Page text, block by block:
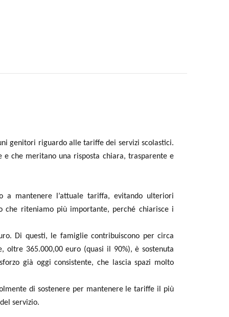
genitori riguardo alletariffe dei servizi scolastici.
e che meritano una risposta chiara, trasparente e
a mantenere l’attualetariffa, evitando ulteriori
che riteniamo più importante, perché chiarisce i
Di questi, le famigliecontribuiscono per circa
oltre 365.000,00 euro (quasi il 90%), è sostenuta
già oggi consistente, che lascia spazi molto
di sostenere per mantenere le tariffe il più
servizio.